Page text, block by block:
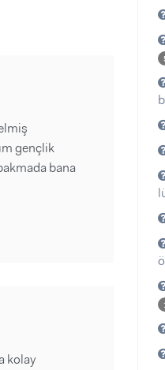
gençlik
bana
kolay